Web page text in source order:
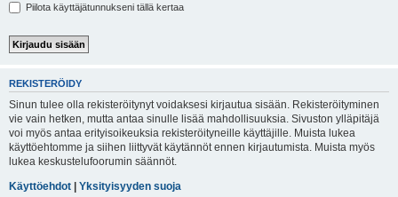
Piilota käyttäjätunnukseni tällä kertaa
REKISTERÖIDY
Sinun tulee olla rekisteröitynyt voidaksesi kirjautua sisään. Rekisteröityminen
vie vain hetken, mutta antaa sinulle lisää mahdollisuuksia. Sivuston ylläpitäjä
voi myös antaa erityisoikeuksia rekisteröityneille käyttäjille. Muista lukea
käyttöehtomme ja siihen liittyvät käytännöt ennen kirjautumista. Muista myös
lukea keskustelufoorumin säännöt.
Käyttöehdot | Yksityisyyden suoja